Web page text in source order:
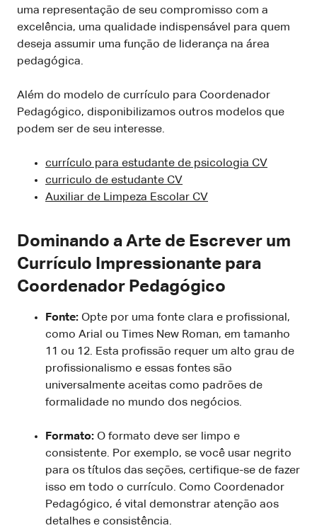
uma representação de seu compromisso com a
excelência, uma qualidade indispensável para quem
deseja assumir uma função de liderança na área
pedagógica.
Além do modelo de currículo para Coordenador
Pedagógico, disponibilizamos outros modelos que
podem ser de seu interesse.
currículo para estudante de psicologia CV
curriculo de estudante CV
Auxiliar de Limpeza Escolar CV
Dominando a Arte de Escrever um
Currículo Impressionante para
Coordenador Pedagógico
Fonte: Opte por uma fonte clara e profissional,
como Arial ou Times New Roman, em tamanho
11 ou 12. Esta profissão requer um alto grau de
profissionalismo e essas fontes são
universalmente aceitas como padrões de
formalidade no mundo dos negócios.
Formato: O formato deve ser limpo e
consistente. Por exemplo, se você usar negrito
para os títulos das seções, certifique-se de fazer
isso em todo o currículo. Como Coordenador
Pedagógico, é vital demonstrar atenção aos
detalhes e consistência.